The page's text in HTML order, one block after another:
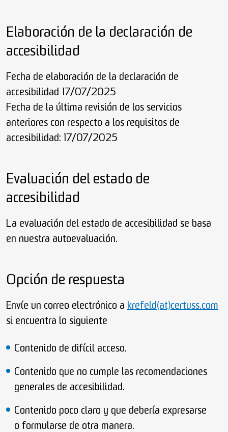
Elaboración de la declaración de
accesibilidad
Fecha de elaboración de la declaración de
accesibilidad 17/07/2025
Fecha de la última revisión de los servicios
anteriores con respecto a los requisitos de
accesibilidad: 17/07/2025
Evaluación del estado de
accesibilidad
La evaluación del estado de accesibilidad se basa
en nuestra autoevaluación.
Opción de respuesta
Envíe un correo electrónico a krefeld(at)certuss.com
si encuentra lo siguiente
Contenido de difícil acceso.
Contenido que no cumple las recomendaciones
generales de accesibilidad.
Contenido poco claro y que debería expresarse
o formularse de otra manera.